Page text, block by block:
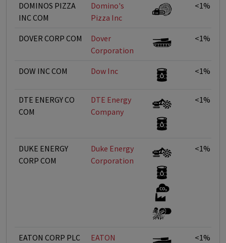
DOMINOS PIZZA
INC COM
Domino's
Pizza Inc
<1%
DOVER CORP COM
Dover
Corporation
<1%
DOW INC COM Dow Inc <1%
DTE ENERGY CO
COM
DTE Energy
Company
<1%
DUKE ENERGY
CORP COM
Duke Energy
Corporation
<1%
EATON CORP PLC
EATON <1%